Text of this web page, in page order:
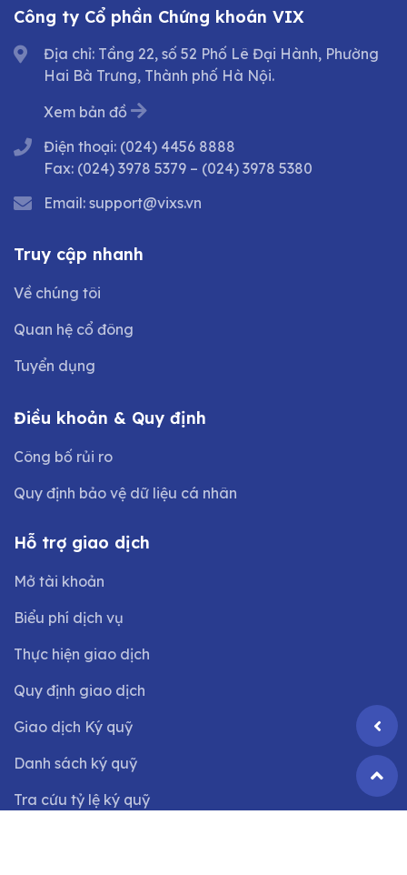
Công ty Cổ phần Chứng khoán VIX
Địa chỉ: Tầng 22, số 52 Phố Lê Đại Hành, Phường
Hai Bà Trưng, Thành phố Hà Nội.
Xem bản đồ
Điện thoại: (024) 4456 8888
Fax: (024) 3978 5379 – (024) 3978 5380
Email: support@vixs.vn
Truy cập nhanh
Về chúng tôi
Quan hệ cổ đông
Tuyển dụng
Điều khoản & Quy định
Công bố rủi ro
Quy định bảo vệ dữ liệu cá nhân
Hỗ trợ giao dịch
Mở tài khoản
Biểu phí dịch vụ
Thực hiện giao dịch
Quy định giao dịch
Giao dịch Ký quỹ
Danh sách ký quỹ
Tra cứu tỷ lệ ký quỹ